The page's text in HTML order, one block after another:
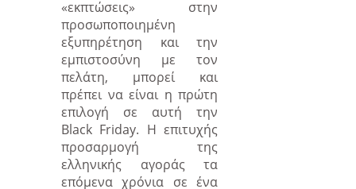
«εκπτώσεις» στην
προσωποποιημένη
εξυπηρέτηση και την
εμπιστοσύνη με τον
πελάτη, μπορεί και
πρέπει να είναι η πρώτη
επιλογή σε αυτή την
Black Friday. Η επιτυχής
προσαρμογή της
ελληνικής αγοράς τα
επόμενα χρόνια σε ένα